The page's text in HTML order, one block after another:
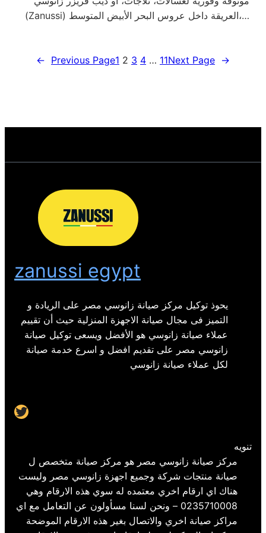
(Zanussi) العريقة داخل عروس البحر الأبيض المتوسط،…
← Previous Page1 2 3 4 … 11Next Page →
zanussi egypt
يحوذ توكيل مركز صيانة زانوسي مصر على الريادة و
التميز فى مجال صيانة الاجهزة المنزلية حيث أن تقييم
عملاء صيانة زانوسي هو الأفضل ويسعى توكيل صيانة
زانوسي مصر على تقديم افضل و اسرع خدمة صيانة
لكل عملاء صيانة زانوسي
Twitter
تنويه
مركز صيانة زانوسي مصر هو مركز صيانة متخصص ل
صيانة منتجات شركة وجميع اجهزة زانوسي مصر وليست
هناك اي ارقام اخري معتمده له سوي هذه الارقام وهي
0235710008 – ونحن لسنا مسأولون عن التعامل مع اي
مراكز صيانة اخري والاتصال بغير هذه الارقام الموضحة